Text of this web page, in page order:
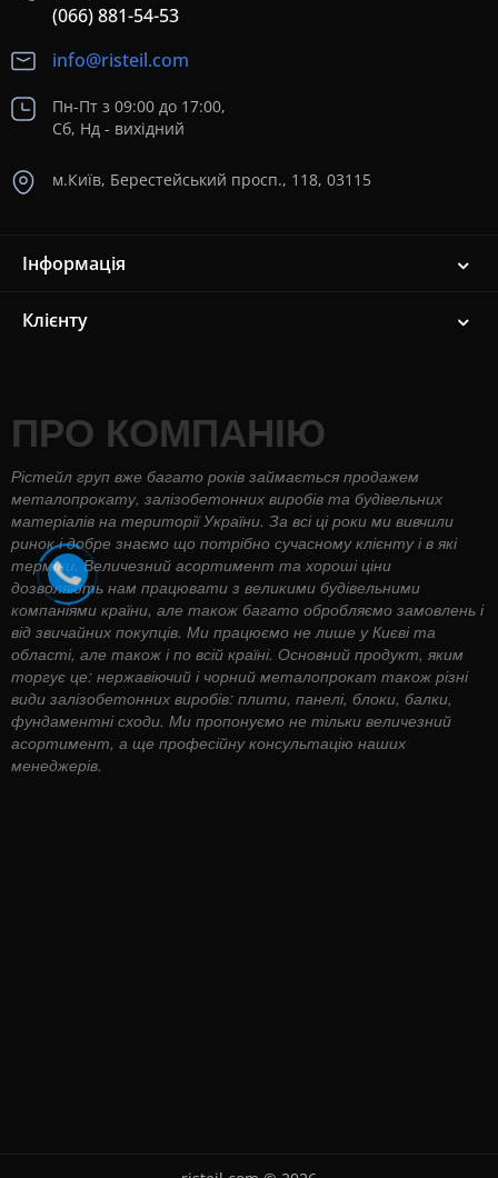
(066) 881-54-53
info@risteil.com
Пн-Пт з 09:00 до 17:00,
Сб, Нд - вихідний
м.Київ, Берестейський просп., 118, 03115
Інформація
Клієнту
ПРО КОМПАНІЮ
Рістейл груп вже багато років займається продажем
металопрокату, залізобетонних виробів та будівельних
матеріалів на території України. За всі ці роки ми вивчили
ринок і добре знаємо що потрібно сучасному клієнту і в які
терміни. Величезний асортимент та хороші ціни
дозволяють нам працювати з великими будівельними
компаніями країни, але також багато обробляємо замовлень і
від звичайних покупців. Ми працюємо не лише у Києві та
області, але також і по всій країні. Основний продукт, яким
торгує це: нержавіючий і чорний металопрокат також різні
види залізобетонних виробів: плити, панелі, блоки, балки,
фундаментні сходи. Ми пропонуємо не тільки величезний
асортимент, а ще професійну консультацію наших
менеджерів.